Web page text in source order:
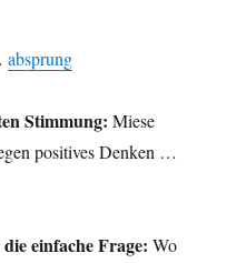
absprung
Stimmung: Miese
positives Denken …
einfache Frage: Wo